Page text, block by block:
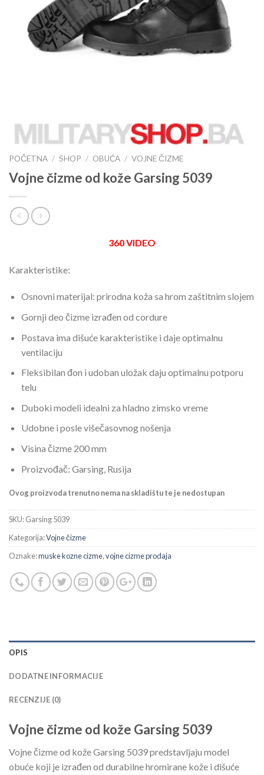
POČETNA / SHOP / OBUĆA / VOJNE ČIZME
Vojne čizme od kože Garsing 5039
360 VIDEO
Karakteristike:
Osnovni materijal: prirodna koža sa hrom zaštitnim slojem
Gornji deo čizme izrađen od cordure
Postava ima dišuće karakteristike i daje optimalnu
ventilaciju
Fleksibilan đon i udoban uložak daju optimalnu potporu
telu
Duboki modeli idealni za hladno zimsko vreme
Udobne i posle višečasovnog nošenja
Visina čizme 200 mm
Proizvođač: Garsing, Rusija
Ovog proizvoda trenutno nema na skladištu te je nedostupan
SKU:Garsing 5039
Kategorija:Vojne čizme
Oznake:muske kozne cizme,vojne cizme prodaja
OPIS
DODATNE INFORMACIJE
RECENZIJE (0)
Vojne čizme od kože Garsing 5039
Vojne čizme od kože Garsing 5039 predstavljaju model
obuće koji je izrađen od durabilne hromirane kože i dišuće